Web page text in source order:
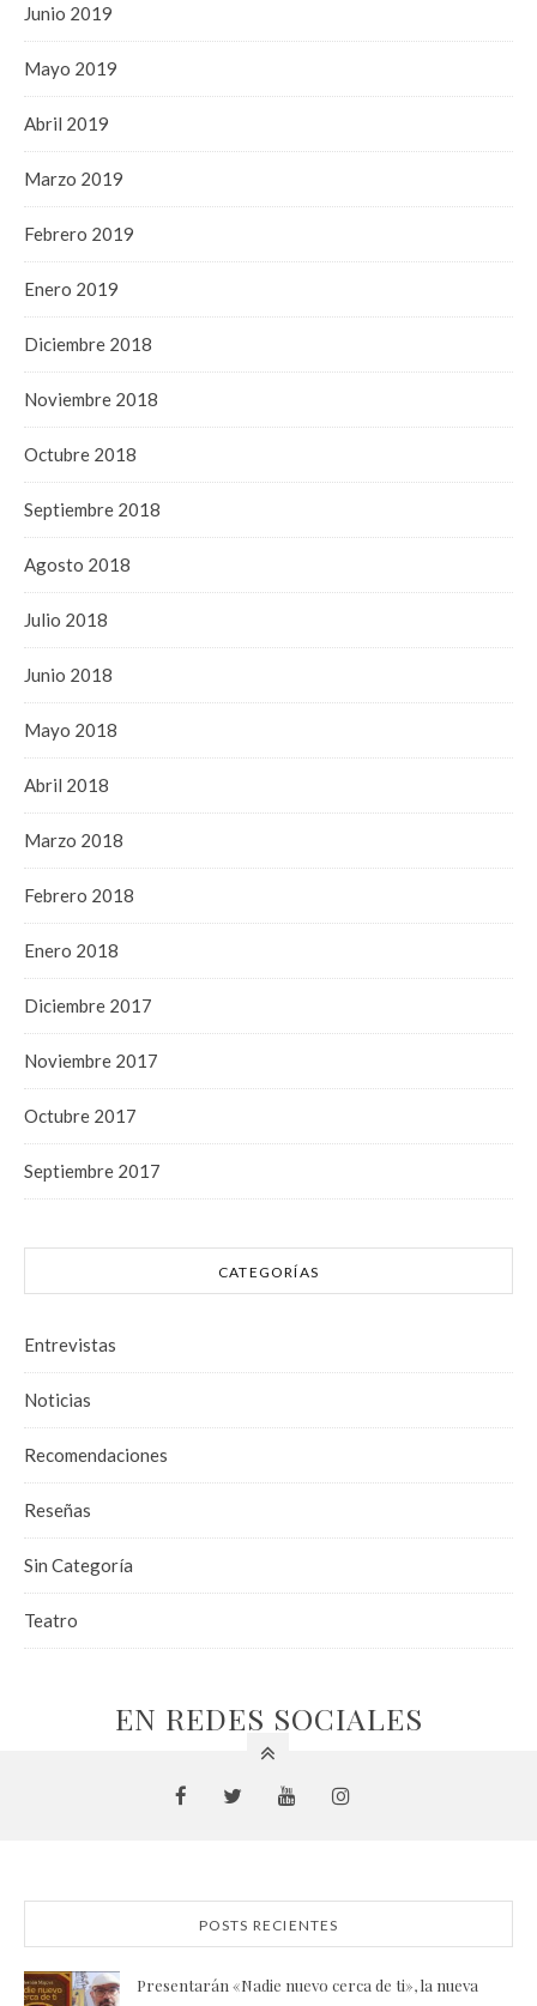
Junio 2019
Mayo 2019
Abril 2019
Marzo 2019
Febrero 2019
Enero 2019
Diciembre 2018
Noviembre 2018
Octubre 2018
Septiembre 2018
Agosto 2018
Julio 2018
Junio 2018
Mayo 2018
Abril 2018
Marzo 2018
Febrero 2018
Enero 2018
Diciembre 2017
Noviembre 2017
Octubre 2017
Septiembre 2017
CATEGORÍAS
Entrevistas
Noticias
Recomendaciones
Reseñas
Sin Categoría
Teatro
EN REDES SOCIALES
POSTS RECIENTES
Presentarán «Nadie nuevo cerca de ti», la nueva